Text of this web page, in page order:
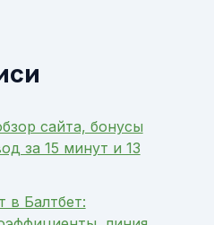
сайта, бонусы
за 15 минут и 13
в Балтбет: